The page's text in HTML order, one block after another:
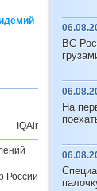
IQAir
России
ВС
На